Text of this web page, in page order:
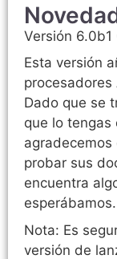
Versión 6.0b1
Esta versión
procesadores
Dado que se
que lo tengas
probar sus
encuentra
Nota: Es
versión de